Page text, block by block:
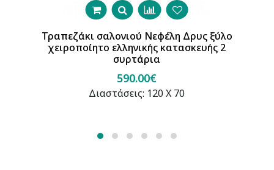
Τραπεζάκι σαλονιού Νεφέλη Δρυς ξύλο
χειροποίητο ελληνικής κατασκευής 2
συρτάρια
590.00€
Διαστάσεις: 120 Χ 70